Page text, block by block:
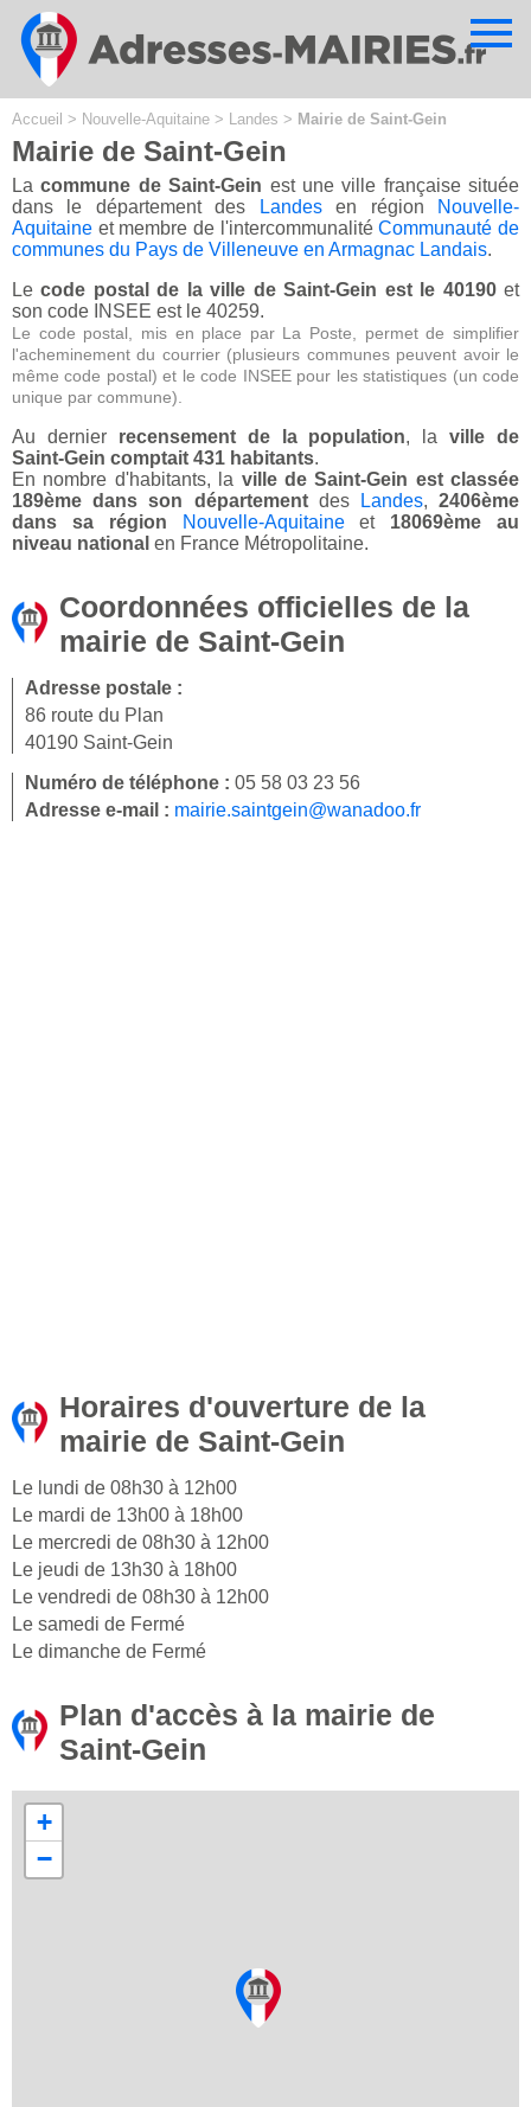
Accueil > Nouvelle-Aquitaine > Landes > Mairie de Saint-Gein
Mairie de Saint-Gein
Lacommune de Saint-Gein est une ville française située
dans le département des
Landesen région
Nouvelle-
Aquitaine et membre de l'intercommunalitéCommunauté de
communes du Pays de Villeneuve en Armagnac Landais.
Lecode postal de la ville de Saint-Gein est le 40190et
son code INSEE est le 40259.
Le code postal, mis en place par La Poste, permet de simplifier
l'acheminement du courrier (plusieurs communes peuvent avoir le
même code postal) et le code INSEE pour les statistiques (un code
unique par commune).
Au dernier recensement de la population, laville de
Saint-Gein comptait 431 habitants.
En nombre d'habitants, la ville de Saint-Gein est classée
189ème dans son départementdes Landes,2406ème
dans sa région
Nouvelle-Aquitaineet 18069ème au
niveau national en France Métropolitaine.
Coordonnées officielles de la
mairie de Saint-Gein
Adresse postale :
86 route du Plan
40190 Saint-Gein
Numéro de téléphone : 05 58 03 23 56
Adresse e-mail : mairie.saintgein@wanadoo.fr
Horaires d'ouverture de la
mairie de Saint-Gein
Le lundi de 08h30 à 12h00
Le mardi de 13h00 à 18h00
Le mercredi de 08h30 à 12h00
Le jeudi de 13h30 à 18h00
Le vendredi de 08h30 à 12h00
Le samedi de Fermé
Le dimanche de Fermé
Plan d'accès à la mairie de
Saint-Gein
+
−
Cookies management panel